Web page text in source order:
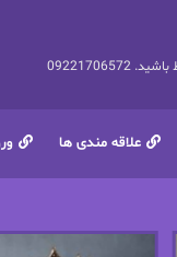
علاقه مندی ها